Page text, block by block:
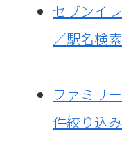
セブンイ
／駅名検索
ファミリ
件絞り込み